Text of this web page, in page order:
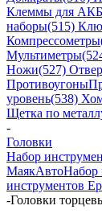
Клеммы для АКБ
наборы(515)
Компрессометры
Мультиметры
Ножи(527)
Противоугоны
уровень(538)
Щетка по
-
Головки
Набор
МаякАвто
инструментов
-Головки